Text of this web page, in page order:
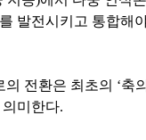
발전시키고 통합해
전환은 최초의 ‘
미한다.